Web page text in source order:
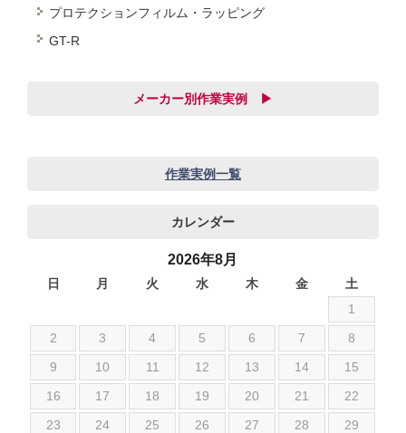
プロテクションフィルム・ラッピング
GT-R
メーカー別作業実例 ▶
アルファロメオ
シボレー
ジャガー
スズキ
ダイハツ
作業実例一覧
カレンダー
2026年8月
日 月 火 水 木 金
土
1
2
3 4 5 6 7
8
9
10 11 12 13 14
15
16
17 18 19 20 21
22
23
24 25 26 27 28 29